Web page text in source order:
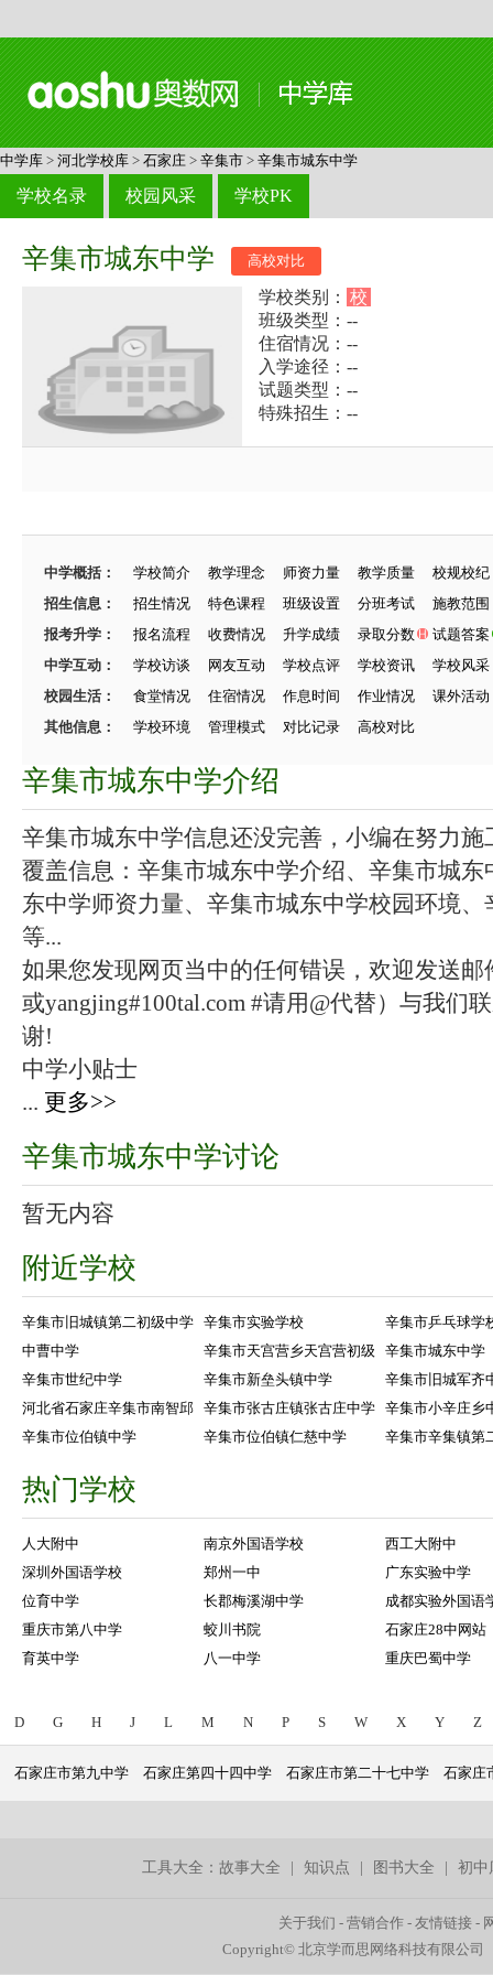
中学库 > 河北学校库 > 石家庄 > 辛集市 > 辛集市城东中学
学校名录 校园风采 学校PK
辛集市城东中学 高校对比
学校类别： 校
班级类型：--
住宿情况：--
入学途径：--
试题类型：--
特殊招生：--
中学概括： 学校简介 教学理念 师资力量 教学质量
校规校纪
招生信息：
招生情况 特色课程 班级设置 分班考试
施教范围
报考升学：
报名流程 收费情况 升学成绩 录取分数
试题答案
中学互动：
学校访谈 网友互动 学校点评 学校资讯
学校风采
校园生活：
食堂情况 住宿情况 作息时间 作业情况
课外活动
其他信息：
学校环境 管理模式 对比记录 高校对比
辛集市城东中学介绍
辛集市城东中学信息还没完善，小编在努力施
覆盖信息：辛集市城东中学介绍、辛集市城
东中学师资力量、辛集市城东中学校园环境
等...
如果您发现网页当中的任何错误，欢迎发送邮
或yangjing#100tal.com #请用@代替）与我们
谢!
中学小贴士
... 更多>>
辛集市城东中学讨论
暂无内容
附近学校
辛集市旧城镇第二初级中学 辛集市实验学校
辛集市乒乓球学
中曹中学
辛集市天宫营乡天宫营初级
辛集市城东中学
辛集市世纪中学
辛集市新垒头镇中学
辛集市旧城军齐
河北省石家庄辛集市南智邱 辛集市张古庄镇张古庄中学 辛集市小辛庄乡
辛集市位伯镇中学
辛集市位伯镇仁慈中学 辛集市辛集镇第
热门学校
人大附中 南京外国语学校
西工大附中
深圳外国语学校
郑州一中
广东实验中学
位育中学
长郡梅溪湖中学
成都实验外国语
重庆市第八中学
蛟川书院
石家庄28中网站
育英中学
八一中学 重庆巴蜀中学
D G H J L M N P S W X Y Z
石家庄市第九中学 石家庄第四十四中学 石家庄市第二十七中学 石家庄
工具大全：故事大全 |知识点 图书大全 |初中
关于我们 -营销合作 -友情链接 -
Copyright© 北京学而思网络科技有限公司